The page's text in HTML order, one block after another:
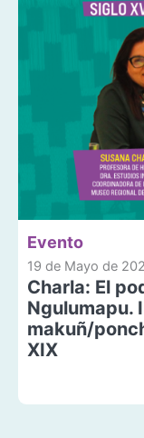
Evento
19 de Mayo de
Charla: El
Ngulumapu.
makuñ/
XIX